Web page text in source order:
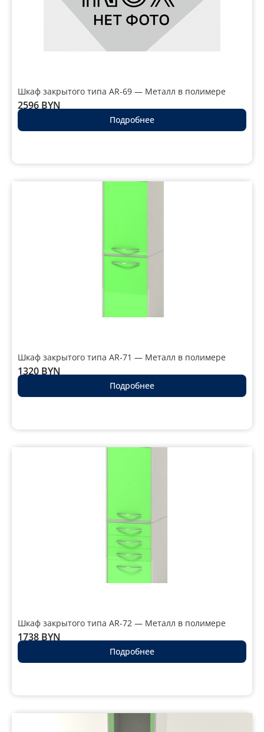
Шкаф закрытого типа AR-69 — Металл в полимере
2596 BYN
Подробнее
Шкаф закрытого типа AR-71 — Металл в полимере
1320 BYN
Подробнее
Шкаф закрытого типа AR-72 — Металл в полимере
1738 BYN
Подробнее